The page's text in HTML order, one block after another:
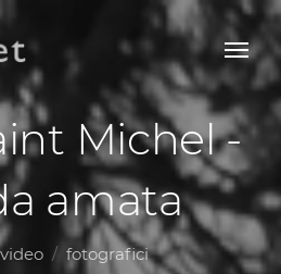
Michel -
amata
video
fotografici